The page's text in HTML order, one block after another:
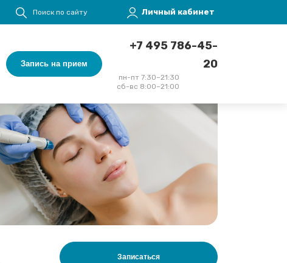
Поиск по сайту
Меню учётной записи пользователя
Личный кабинет
Запись на прием
+7 495 786-45-
20
пн-пт 7:30–21:30
сб-вс 8:00–21:00
Записаться